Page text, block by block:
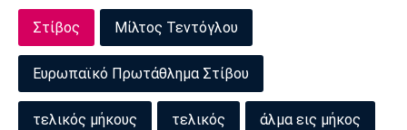
Στίβος Μίλτος Τεντόγλου
Ευρωπαϊκό Πρωτάθλημα Στίβου
τελικός μήκους τελικός άλμα εις μήκος